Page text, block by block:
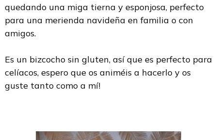
quedando una miga tierna y esponjosa, perfecto
para una merienda navideña en familia o con
amigos.
Es un bizcocho sin gluten, así que es perfecto para
celíacos, espero que os animéis a hacerlo y os
guste tanto como a mí!